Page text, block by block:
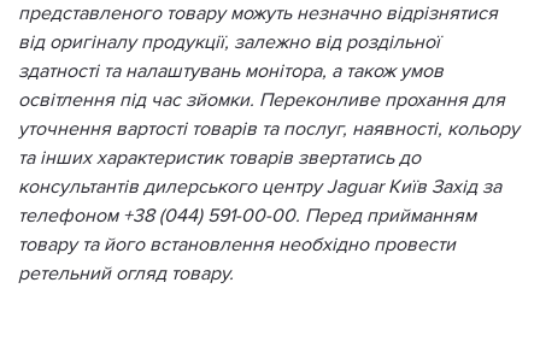
представленого товару можуть незначно відрізнятися
від оригіналу продукції, залежно від роздільної
здатності та налаштувань монітора, а також умов
освітлення під час зйомки. Переконливе прохання для
уточнення вартості товарів та послуг, наявності, кольору
та інших характеристик товарів звертатись до
консультантів дилерського центру Jaguar Київ Захід за
телефоном +38 (044) 591-00-00. Перед прийманням
товару та його встановлення необхідно провести
ретельний огляд товару.